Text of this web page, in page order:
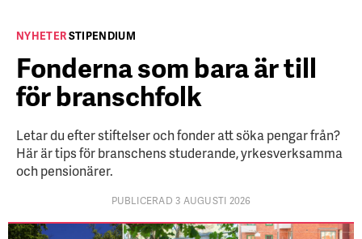
NYHETERSTIPENDIUM
Fonderna som bara är till
för branschfolk
Letar du efter stiftelser och fonder att söka pengar från?
Här är tips för branschens studerande, yrkesverksamma
och pensionärer.
PUBLICERAD 3 AUGUSTI 2026